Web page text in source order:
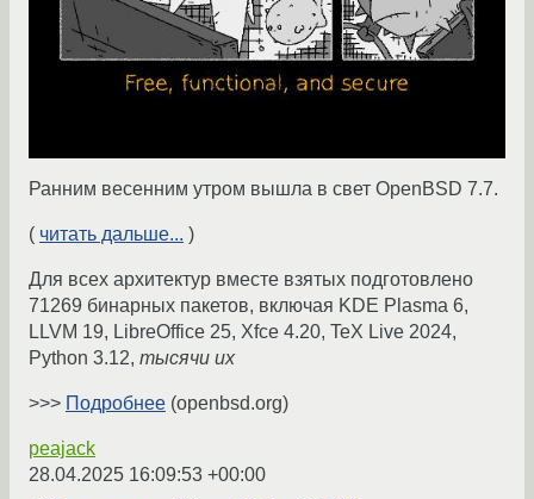
Ранним весенним утром вышла в свет OpenBSD 7.7.
( читать дальше... )
Для всех архитектур вместе взятых подготовлено
71269 бинарных пакетов, включая KDE Plasma 6,
LLVM 19, LibreOffice 25, Xfce 4.20, TeX Live 2024,
Python 3.12, тысячи их
>>> Подробнее (openbsd.org)
peajack
28.04.2025 16:09:53 +00:00